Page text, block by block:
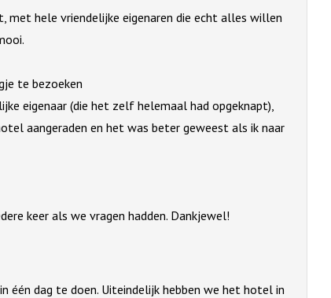
met hele vriendelijke eigenaren die echt alles willen
te bezoeken
eigenaar (die het zelf helemaal had opgeknapt),
aangeraden en het was beter geweest als ik naar
keer als we vragen hadden. Dankjewel!
één dag te doen. Uiteindelijk hebben we het hotel in